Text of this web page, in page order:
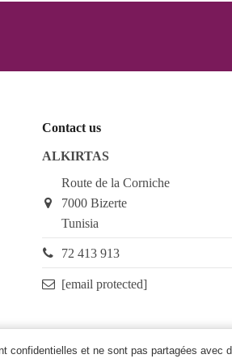
confidentielles et ne sont pas partagées avec
Contact us
ALKIRTAS
Route de la Corniche
7000 Bizerte
Tunisia
72 413 913
[email protected]